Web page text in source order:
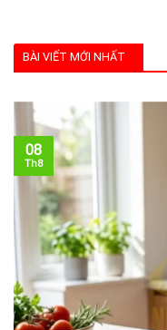
BÀI VIẾT MỚI NHẤT
08
Th8